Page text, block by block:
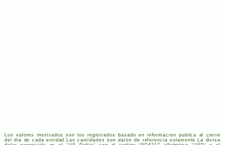
Los valores mostrados son los registrados basado en informacion publica al cierre
del dia de cada entidad.Las cantidades son datos de referencia solamente.La divisa